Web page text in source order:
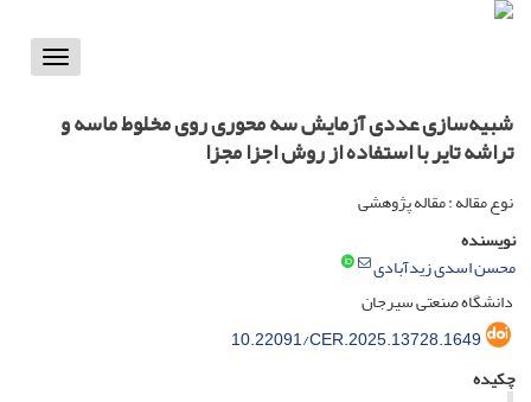
Toggle
شبیه‌سازی عددی آزمایش سه محوری روی مخلوط ماسه و
تراشه تایر با استفاده از روش اجزا مجزا
نوع مقاله : مقاله پژوهشی
نویسنده
محسن اسدی زیدآبادی
دانشگاه صنعتی سیرجان
10.22091/CER.2025.13728.1649
چکیده